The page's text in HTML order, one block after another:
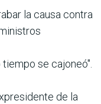
la causa contra
se cajoneó".
de la